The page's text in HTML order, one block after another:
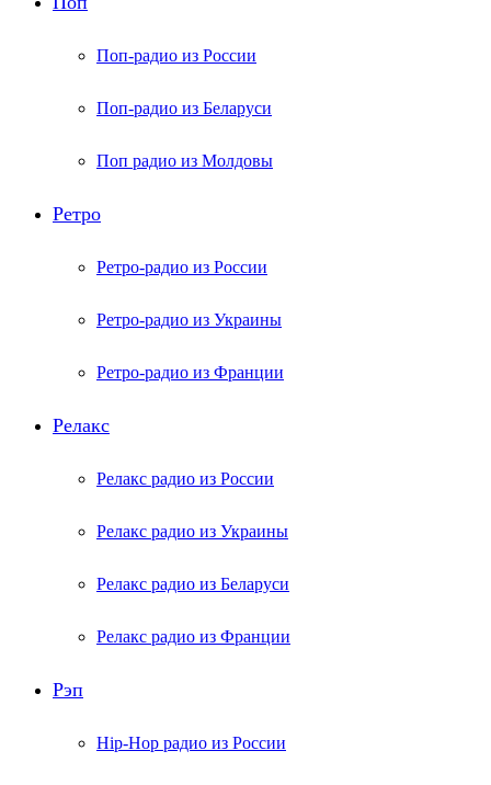
Поп-радио из России
Поп-радио из Беларуси
Поп радио из Молдовы
Ретро
Ретро-радио из России
Ретро-радио из Украины
Ретро-радио из Франции
Релакс
Релакс радио из России
Релакс радио из Украины
Релакс радио из Беларуси
Релакс радио из Франции
Рэп
Hip-Hop радио из России